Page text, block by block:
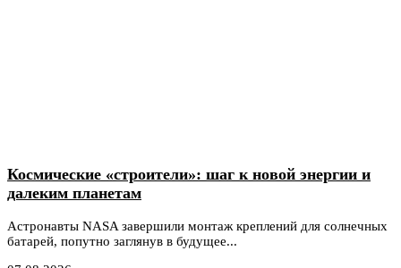
Космические «строители»: шаг к новой энергии и
далеким планетам
Астронавты NASA завершили монтаж креплений для солнечных
батарей, попутно заглянув в будущее...